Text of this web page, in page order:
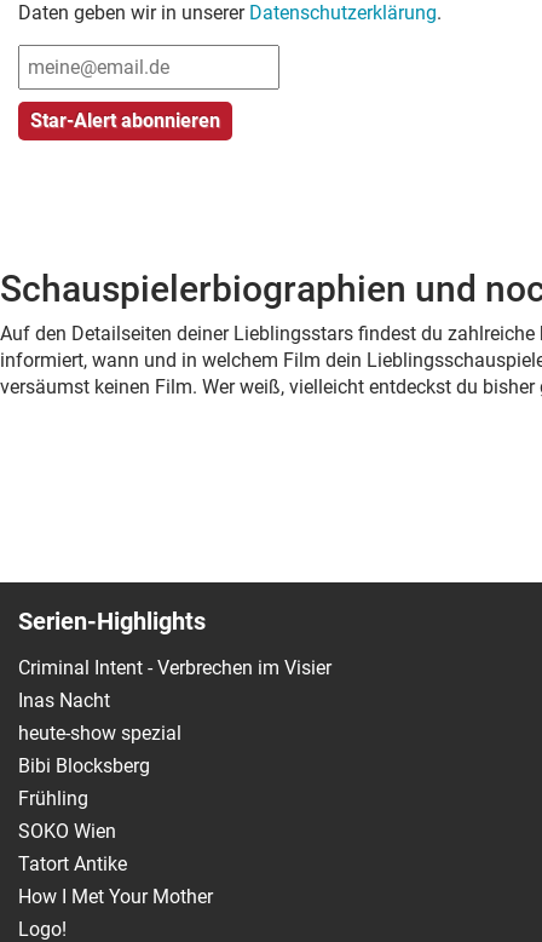
Daten geben wir in unserer Datenschutzerklärung.
Schauspielerbiographien und
Auf den Detailseiten deiner Lieblingsstars findest du
informiert, wann und in welchem Film dein
versäumst keinen Film. Wer weiß, vielleicht entdeckst du
Serien-Highlights
Criminal Intent - Verbrechen im Visier
Inas Nacht
heute-show spezial
Bibi Blocksberg
Frühling
SOKO Wien
Tatort Antike
How I Met Your Mother
Logo!